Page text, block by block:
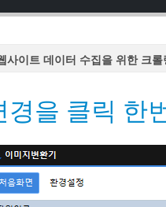
사이트 데이터 수집을 위한 크
사이트 데이터 수집을 위한 크
사이트 데이터 수집을 위한 크
경을 클릭 한